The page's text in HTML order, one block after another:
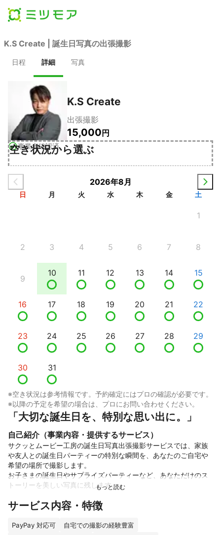
K.S Create | 誕生日写真の出張撮影
● ● ● ● ● ●
日程 詳細 写真
事業者確認済
K.S Create
出張撮影
15,000 円
空き状況から選ぶ
2026年8月
日 月 火 水 木 金 土
1
2 3 4 5 6 7 8
9
10 11 12 13 14 15
16 17 18 19 20 21 22
23 24 25 26 27 28 29
30 31
※空き状況は参考情報です。予約確定にはプロの確認が必要です。
※以降の予定を希望の場合は、プロにお問い合わせください。
「大切な誕生日を、特別な思い出に。」
自己紹介（事業内容・提供するサービス）
サクッとムービー工房の誕生日写真出張撮影サービスでは、家族
や友人との誕生日パーティーの特別な瞬間を、あなたのご自宅や
希望の場所で撮影します。
お子さまの誕生日やサプライズパーティーなど、あなただけのス
トーリーを美しい写真に残します。
サービスの魅力
ご自宅や思い出の場所での撮影なので、スタジオとは違うリラッ
サービス内容・特徴
PayPay 対応可
自宅での撮影の経験豊富